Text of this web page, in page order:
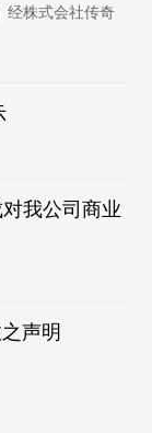
经株式会社传奇
我公司商业
声明